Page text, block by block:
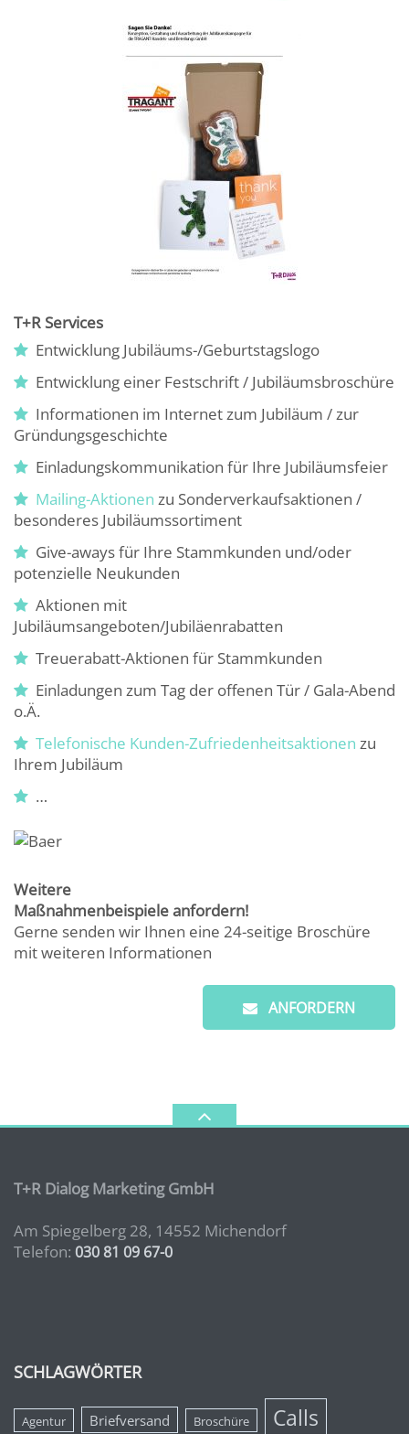
T+R Services
Entwicklung Jubiläums-/Geburtstagslogo
Entwicklung einer Festschrift / Jubiläumsbroschüre
Informationen im Internet zum Jubiläum / zur
Gründungsgeschichte
Einladungskommunikation für Ihre Jubiläumsfeier
Mailing-Aktionen zu Sonderverkaufsaktionen /
besonderes Jubiläumssortiment
Give-aways für Ihre Stammkunden und/oder
potenzielle Neukunden
Aktionen mit
Jubiläumsangeboten/Jubiläenrabatten
Treuerabatt-Aktionen für Stammkunden
Einladungen zum Tag der offenen Tür / Gala-Abend
o.Ä.
Telefonische Kunden-Zufriedenheitsaktionen zu
Ihrem Jubiläum
…
Weitere
Maßnahmenbeispiele anfordern!
Gerne senden wir Ihnen eine 24-seitige Broschüre
mit weiteren Informationen
ANFORDERN
T+R Dialog Marketing GmbH
Am Spiegelberg 28, 14552 Michendorf
Telefon: 030 81 09 67-0
SCHLAGWÖRTER
Agentur Briefversand Broschüre Calls